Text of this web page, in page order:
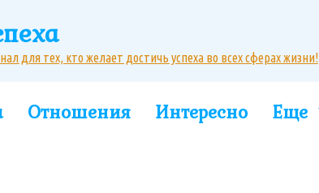
для тех, кто желает достичь успеха во всех сферах жизни!
Отношения Интересно Еще